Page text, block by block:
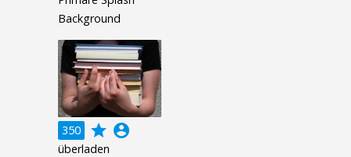
Background
350 grade account_circle
überladen